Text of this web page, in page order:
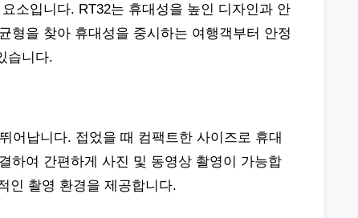
소입니다. RT32는 휴대성을 높인 디자인과 안
형을 찾아 휴대성을 중시하는 여행객부터 안정
습니다.
어납니다. 접었을 때 컴팩트한 사이즈로 휴대
하여 간편하게 사진 및 동영상 촬영이 가능합
인 촬영 환경을 제공합니다.